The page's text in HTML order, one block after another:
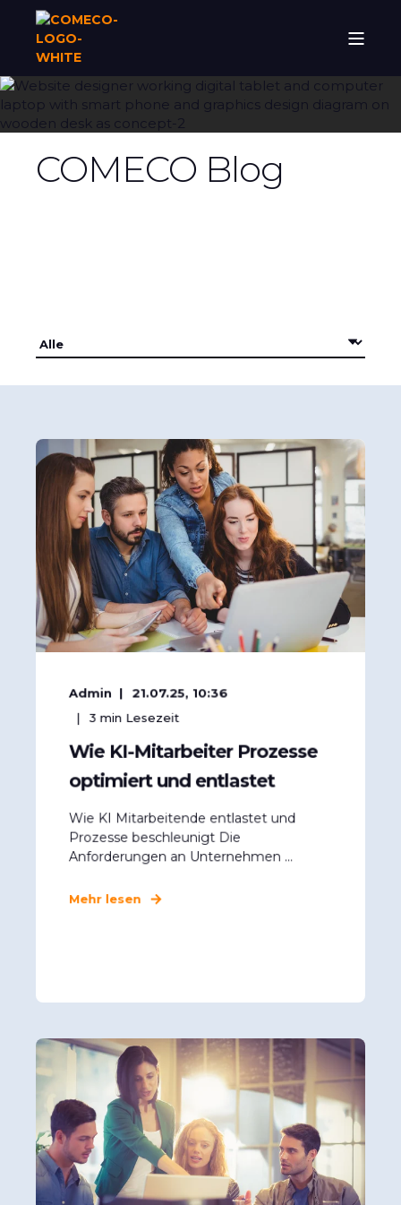
COMECO Blog
Admin
21.07.25, 10:36
3 min Lesezeit
Wie KI-Mitarbeiter Prozesse
optimiert und entlastet
Wie KI Mitarbeitende entlastet und
Prozesse beschleunigt Die
Anforderungen an Unternehmen ...
Mehr lesen